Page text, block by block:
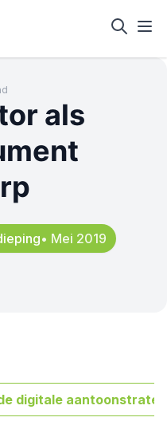
als
• Mei 2019
digitale